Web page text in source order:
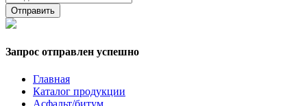
Запрос отправлен успешно
Главная
Каталог продукции
Асфальт/битум